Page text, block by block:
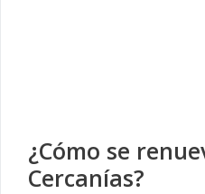
¿Cómo se
Cercanías?